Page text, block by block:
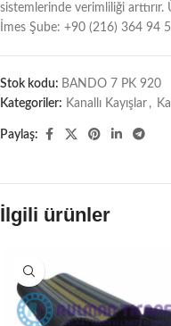
sistemlerinde verimliliği
İmes Şube: +90 (216) 364 94
Stok kodu: BANDO 7 PK 920
Kategoriler: Kanallı Kayışlar ,
Paylaş:
İlgili ürünler